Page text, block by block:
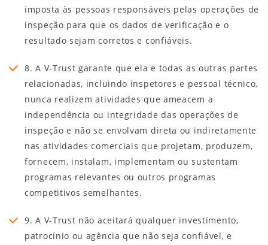
imposta às pessoas responsáveis pelas operações de
inspeção para que os dados de verificação e o
resultado sejam corretos e confiáveis.
8. A V-Trust garante que ela e todas as outras partes
relacionadas, incluindo inspetores e pessoal técnico,
nunca realizem atividades que ameacem a
independência ou integridade das operações de
inspeção e não se envolvam direta ou indiretamente
nas atividades comerciais que projetam, produzem,
fornecem, instalam, implementam ou sustentam
programas relevantes ou outros programas
competitivos semelhantes.
9. A V-Trust não aceitará qualquer investimento,
patrocínio ou agência que não seja confiável, e